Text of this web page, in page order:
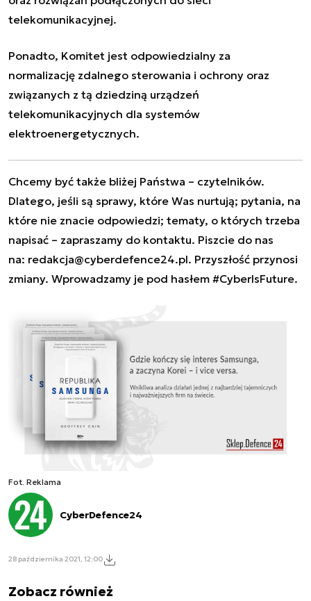
telekomunikacyjnej.
Ponadto, Komitet jest odpowiedzialny za
normalizację zdalnego sterowania i ochrony oraz
związanych z tą dziedziną urządzeń
telekomunikacyjnych dla systemów
elektroenergetycznych.
Chcemy być także bliżej Państwa – czytelników.
Dlatego, jeśli są sprawy, które Was nurtują; pytania, na
które nie znacie odpowiedzi; tematy, o których trzeba
napisać – zapraszamy do kontaktu. Piszcie do nas
na: redakcja@cyberdefence24.pl. Przyszłość przynosi
zmiany. Wprowadzamy je pod hasłem #CyberIsFuture.
Fot. Reklama
CyberDefence24
28 października 2021, 12:00
Zobacz również